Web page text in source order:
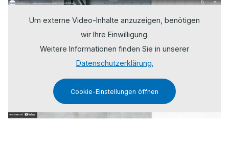
Um externe Video-Inhalte anzuzeigen, benötigen
wir Ihre Einwilligung.
Weitere Informationen finden Sie in unserer
Datenschutzerklärung.
Cookie-Einstellungen öffnen